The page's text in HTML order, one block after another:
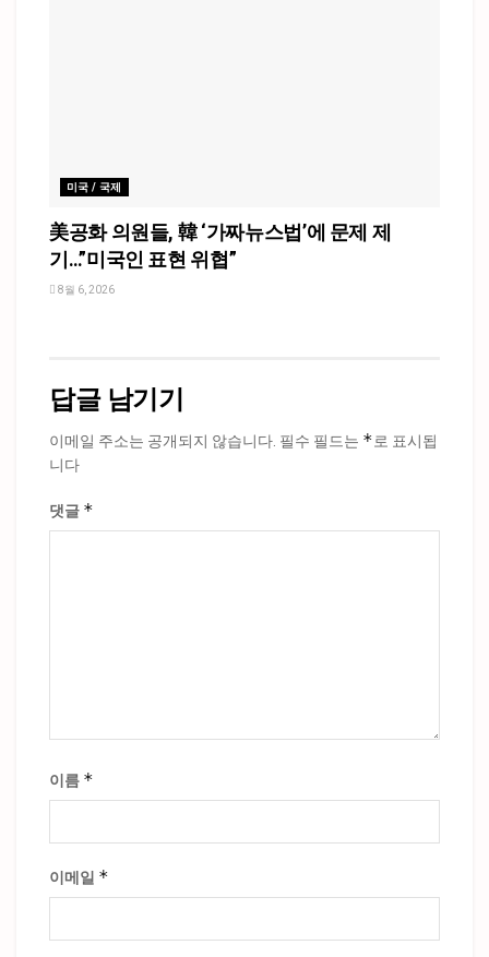
미국 / 국제
美공화 의원들, 韓 ‘가짜뉴스법’에 문제 제
기…”미국인 표현 위협”
8월 6, 2026
답글 남기기
이메일 주소는 공개되지 않습니다. 필수 필드는 *로 표시됩
니다
댓글 *
이름 *
이메일 *